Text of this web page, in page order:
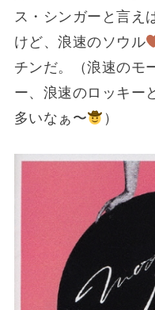
ス・シンガーと言え
けど、浪速のソウル
チンだ。（浪速のモ
ー、浪速のロッキー
多いなぁ〜
）